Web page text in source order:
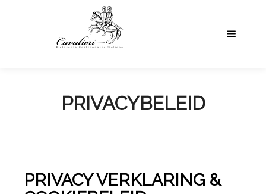
PRIVACYBELEID
PRIVACY VERKLARING &